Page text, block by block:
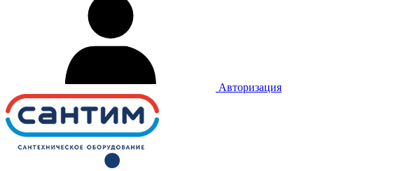
Авторизация